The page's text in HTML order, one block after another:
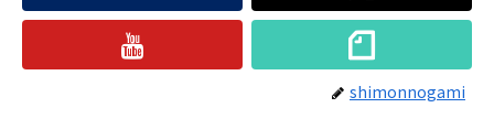
shimonnogami